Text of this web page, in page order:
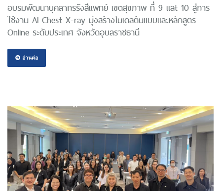
อบรมพัฒนาบุคลากรรังสีแพทย์ เขตสุขภาพ ที่ 9 แลt 10 สู่การ
ใช้งาน AI Chest X-ray มุ่งสร้างโมเดลต้นแบบและหลักสูตร
Online ระดับประเทศ จังหวัดอุบลราชธานี
อ่านต่อ